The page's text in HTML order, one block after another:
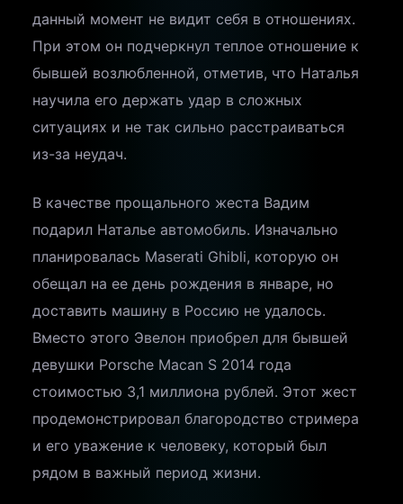
данный момент не видит себя в отношениях.
При этом он подчеркнул теплое отношение к
бывшей возлюбленной, отметив, что Наталья
научила его держать удар в сложных
ситуациях и не так сильно расстраиваться
из-за неудач.
В качестве прощального жеста Вадим
подарил Наталье автомобиль. Изначально
планировалась Maserati Ghibli, которую он
обещал на ее день рождения в январе, но
доставить машину в Россию не удалось.
Вместо этого Эвелон приобрел для бывшей
девушки Porsche Macan S 2014 года
стоимостью 3,1 миллиона рублей. Этот жест
продемонстрировал благородство стримера
и его уважение к человеку, который был
рядом в важный период жизни.